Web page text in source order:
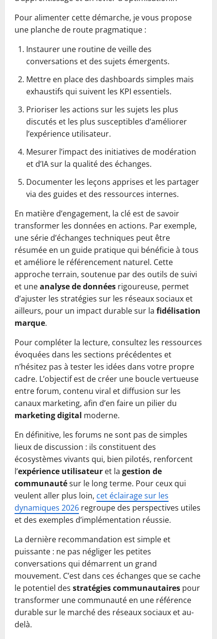
Pour alimenter cette démarche, je vous propose
une planche de route pragmatique :
Instaurer une routine de veille des
conversations et des sujets émergents.
Mettre en place des dashboards simples mais
exhaustifs qui suivent les KPI essentiels.
Prioriser les actions sur les sujets les plus
discutés et les plus susceptibles d’améliorer
l’expérience utilisateur.
Mesurer l’impact des initiatives de modération
et d’IA sur la qualité des échanges.
Documenter les leçons apprises et les partager
via des guides et des ressources internes.
En matière d’engagement, la clé est de savoir
transformer les données en actions. Par exemple,
une série d’échanges techniques peut être
résumée en un guide pratique qui bénéficie à tous
et améliore le référencement naturel. Cette
approche terrain, soutenue par des outils de suivi
et uneanalyse de données rigoureuse, permet
d’ajuster les stratégies sur les réseaux sociaux et
ailleurs, pour un impact durable sur la fidélisation
marque.
Pour compléter la lecture, consultez les ressources
évoquées dans les sections précédentes et
n’hésitez pas à tester les idées dans votre propre
cadre. L’objectif est de créer une boucle vertueuse
entre forum, contenu viral et diffusion sur les
canaux marketing, afin d’en faire un pilier du
marketing digital moderne.
En définitive, les forums ne sont pas de simples
lieux de discussion : ils constituent des
écosystèmes vivants qui, bien pilotés, renforcent
l’expérience utilisateur et la gestion de
communautésur le long terme. Pour ceux qui
veulent aller plus loin, cet éclairage sur les
dynamiques 2026 regroupe des perspectives utiles
et des exemples d’implémentation réussie.
La dernière recommandation est simple et
puissante : ne pas négliger les petites
conversations qui démarrent un grand
mouvement. C’est dans ces échanges que se cache
le potentiel des stratégies communautaires pour
transformer une communauté en une référence
durable sur le marché des réseaux sociaux et au-
delà.